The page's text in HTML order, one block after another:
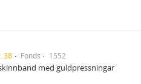
38 Fonds 1552
med guldpressningar